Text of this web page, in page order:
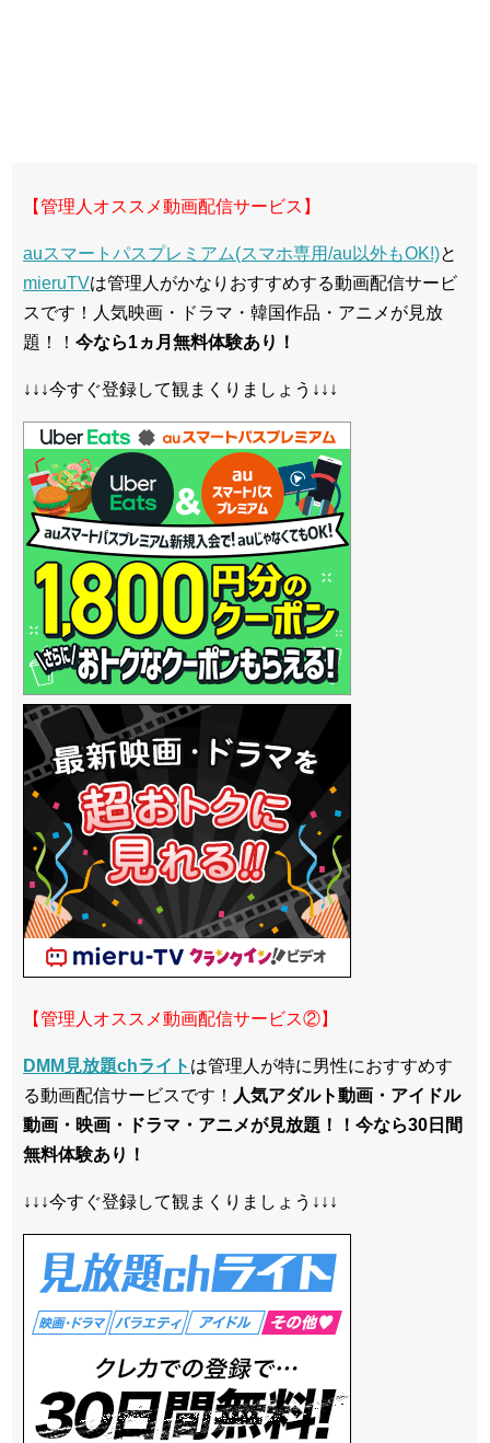
【管理人オススメ動画配信サービス】
auスマートパスプレミアム(スマホ専用/au以外もOK!)と
mieruTVは管理人がかなりおすすめする動画配信サービ
スです！人気映画・ドラマ・韓国作品・アニメが見放
題！！ 今なら1ヵ月無料体験あり！
↓↓↓今すぐ登録して観まくりましょう↓↓↓
【管理人オススメ動画配信サービス②】
DMM見放題chライト は管理人が特に男性におすすめす
る動画配信サービスです！ 人気アダルト動画・アイドル
動画・映画・ドラマ・アニメが見放題！！今なら30日間
無料体験あり！
↓↓↓今すぐ登録して観まくりましょう↓↓↓